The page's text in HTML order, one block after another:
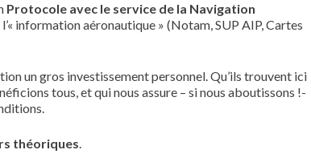
Protocole avec le service de la Navigation
information aéronautique » (Notam, SUP AIP, Cartes
un gros investissement personnel. Qu’ils trouvent ici
tous, et qui nous assure – si nous aboutissons !-
théoriques.